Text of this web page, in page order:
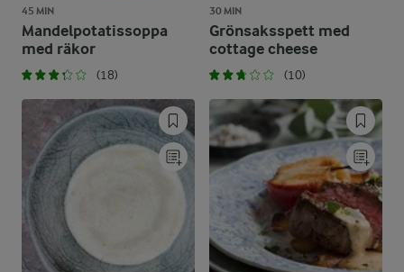
45 MIN
Mandelpotatissoppa
med räkor
(18)
30 MIN
Grönsaksspett med
cottage cheese
(10)